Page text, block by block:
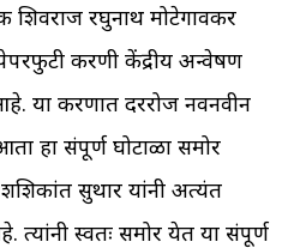
शिवराज रघुनाथ मोटेगावकर
प्रकरणी केंद्रीय अन्वेषण
प्रकरणात दररोज नवनवीन
हा संपूर्ण घोटाळा समोर
सुथार यांनी अत्यंत
त्यांनी स्वतः समोर येत या संपूर्ण